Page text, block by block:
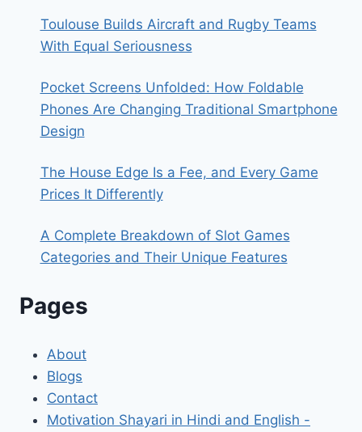
Toulouse Builds Aircraft and Rugby Teams
With Equal Seriousness
Pocket Screens Unfolded: How Foldable
Phones Are Changing Traditional Smartphone
Design
The House Edge Is a Fee, and Every Game
Prices It Differently
A Complete Breakdown of Slot Games
Categories and Their Unique Features
Pages
About
Blogs
Contact
Motivation Shayari in Hindi and English -